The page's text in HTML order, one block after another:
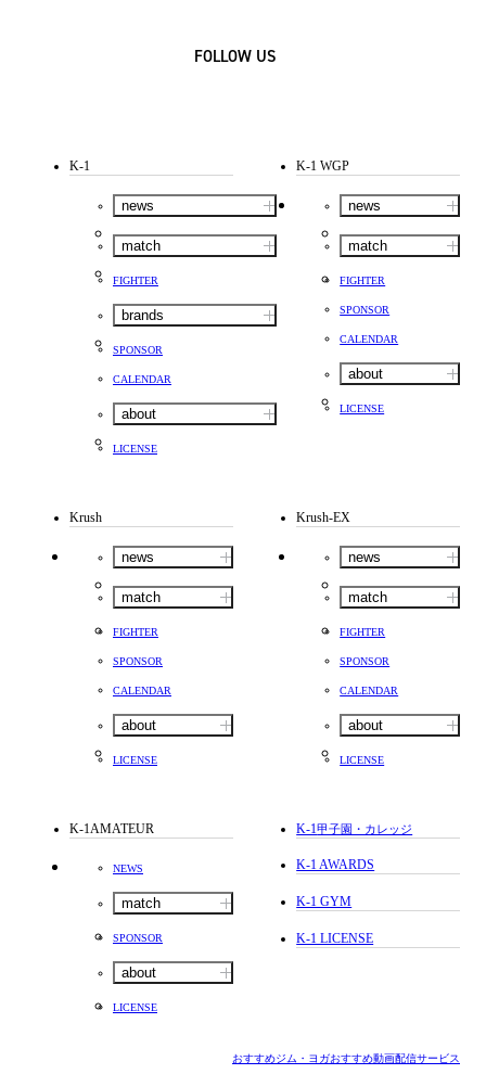
FOLLOW US
K-1
news
match
FIGHTER
brands
SPONSOR
CALENDAR
about
LICENSE
K-1 WGP
news
match
FIGHTER
SPONSOR
CALENDAR
about
LICENSE
Krush
news
match
FIGHTER
SPONSOR
CALENDAR
about
LICENSE
Krush-EX
news
match
FIGHTER
SPONSOR
CALENDAR
about
LICENSE
K-1AMATEUR
NEWS
match
SPONSOR
about
LICENSE
K-1甲子園・カレッジ
K-1 AWARDS
K-1 GYM
K-1 LICENSE
おすすめジム・ヨガおすすめ動画配信サービス